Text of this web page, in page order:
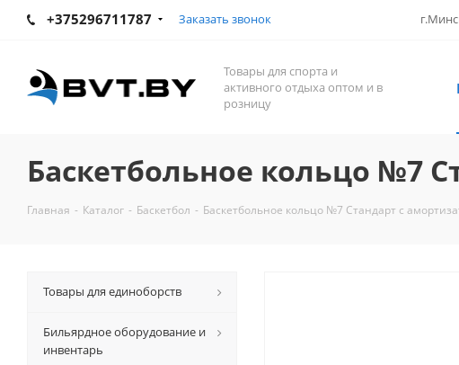
+375296711787 Заказать звонок
Товары для спорта и
активного отдыха оптом и в
розницу
Баскетбольное кольцо №7
Главная - Каталог - Баскетбол - Баскетбольное кольцо №7 Стандарт с
Товары для единоборств
Бильярдное оборудование и
инвентарь